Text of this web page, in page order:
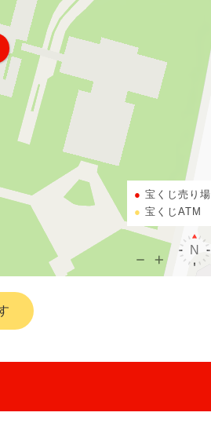
宝くじ売り場
宝くじATM